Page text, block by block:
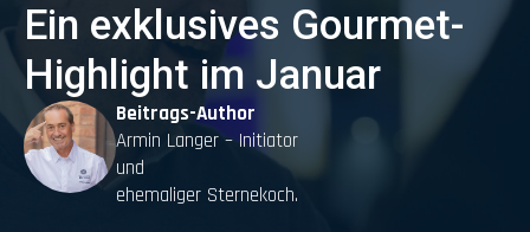
Ein exklusives Gourmet-
Highlight im Januar
Beitrags-Author
Armin Langer – Initiator
und
ehemaliger Sternekoch.